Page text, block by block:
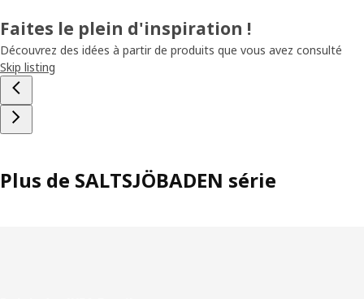
Faites le plein d'inspiration !
Découvrez des idées à partir de produits que vous avez consulté
Skip listing
Plus de SALTSJÖBADEN série